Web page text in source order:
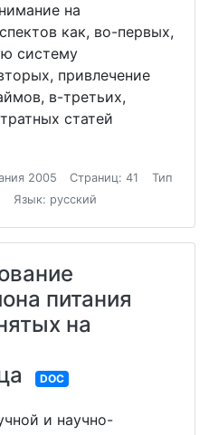
на
как, во-первых,
систему
привлечение
в-третьих,
статей
2005 Страниц: 41
Тип
Язык: русский
питания
на
DOC
и научно-